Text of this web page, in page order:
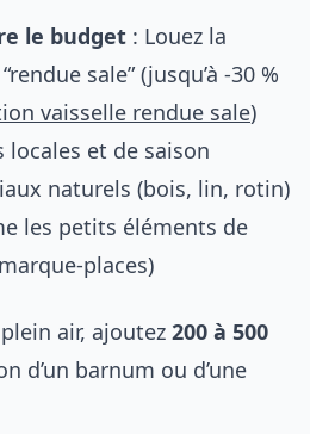
le budget : Louez la
sale” (jusqu’à -30 %
vaisselle rendue sale)
locales et de saison
naturels (bois, lin, rotin)
les petits éléments de
places)
air, ajoutez 200 à 500
d’un barnum ou d’une